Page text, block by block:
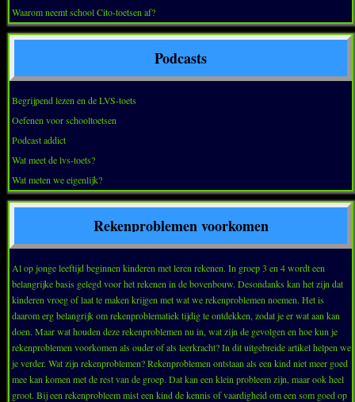
Waarom neemt school Cito-toetsen af?
Podcasts
Begrijpend lezen en de LVS-toets
Oefenen voor schooltoetsen
Podcast addict
Wat meet de lvs-toets?
Wat meten we eigenlijk?
Rekenproblemen voorkomen
Al op jonge leeftijd beginnen kinderen met leren rekenen. In groep 3 en 4 wordt een
belangrijke basis gelegd voor het rekenen in de bovenbouw. Desondanks kan het zijn dat
kinderen vroeg of laat te maken krijgen met wat we rekenproblemen noemen. Het is
daarom erg belangrijk om rekenproblematiek tijdig te ontdekken, zodat je er wat aan kan
doen. Maar wat houden deze rekenproblemen nu in, wat zijn de gevolgen en hoe kun je
rekenproblemen voorkomen als ouder of als leerkracht? In dit uitgebreide artikel helpen we
je verder. Wat zijn rekenproblemen? Rekenproblemen ontstaan als een kind niet meer goed
mee kan komen met de rest van de groep. Dat kan een klein probleem zijn, maar ook heel
groot. Bij een rekenprobleem mist een kind de kennis of vaardigheid om een som goed op